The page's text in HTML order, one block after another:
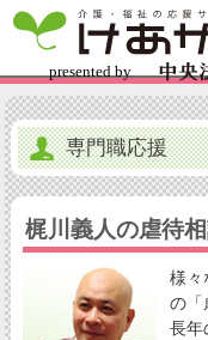
専門職応援
梶川義人の虐待
様々
の「
長年